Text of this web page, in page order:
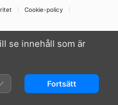
Cookie-policy
se innehåll som är
Fortsätt